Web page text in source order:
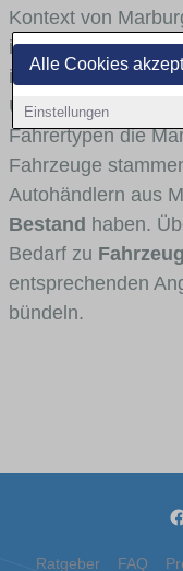
Alle Cookies
Einstellungen
Kontext von
in welchen
ist, welche
Umlandverkehr zu
Fahrertypen die
Fahrzeuge
Autohändlern aus
Bestand haben.
Bedarf zu
entsprechenden
bündeln.
Ratgeber FAQ